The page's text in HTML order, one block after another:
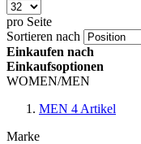
pro Seite
Sortieren nach
Einkaufen nach
Einkaufsoptionen
WOMEN/MEN
MEN 4 Artikel
Marke